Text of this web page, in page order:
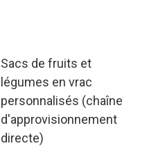
Sacs de fruits et
légumes en vrac
personnalisés (chaîne
d'approvisionnement
directe)